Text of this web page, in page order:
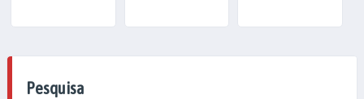
Pesquisa